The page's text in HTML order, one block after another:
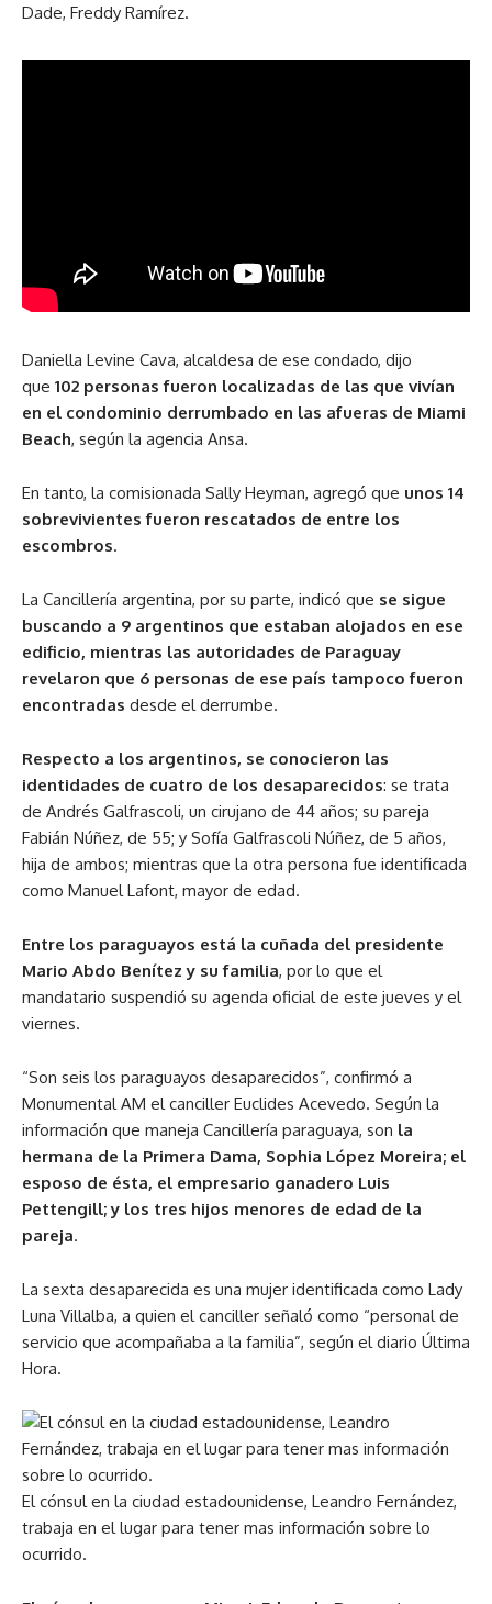
Dade, Freddy Ramírez.
Daniella Levine Cava, alcaldesa de ese condado, dijo
que 102 personas fueron localizadas de las que vivían
en el condominio derrumbado en las afueras de Miami
Beach, según la agencia Ansa.
En tanto, la comisionada Sally Heyman, agregó que unos 14
sobrevivientes fueron rescatados de entre los
escombros.
La Cancillería argentina, por su parte, indicó que se sigue
buscando a 9 argentinos que estaban alojados en ese
edificio, mientras las autoridades de Paraguay
revelaron que 6 personas de ese país tampoco fueron
encontradas desde el derrumbe.
Respecto a los argentinos, se conocieron las
identidades de cuatro de los desaparecidos: se trata
de Andrés Galfrascoli, un cirujano de 44 años; su pareja
Fabián Núñez, de 55; y Sofía Galfrascoli Núñez, de 5 años,
hija de ambos; mientras que la otra persona fue identificada
como Manuel Lafont, mayor de edad.
Entre los paraguayos está la cuñada del presidente
Mario Abdo Benítez y su familia, por lo que el
mandatario suspendió su agenda oficial de este jueves y el
viernes.
“Son seis los paraguayos desaparecidos”, confirmó a
Monumental AM el canciller Euclides Acevedo. Según la
información que maneja Cancillería paraguaya, son la
hermana de la Primera Dama, Sophia López Moreira; el
esposo de ésta, el empresario ganadero Luis
Pettengill; y los tres hijos menores de edad de la
pareja.
La sexta desaparecida es una mujer identificada como Lady
Luna Villalba, a quien el canciller señaló como “personal de
servicio que acompañaba a la familia”, según el diario Última
Hora.
El cónsul en la ciudad estadounidense, Leandro Fernández,
trabaja en el lugar para tener mas información sobre lo
ocurrido.